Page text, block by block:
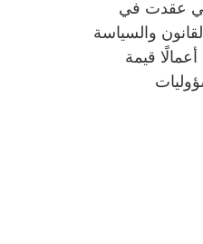
عقدت في
مجال القانون والسياسة
قيمة